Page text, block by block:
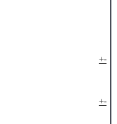
+-
+-